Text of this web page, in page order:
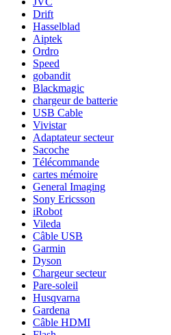
Drift
Hasselblad
Aiptek
Ordro
Speed
gobandit
Blackmagic
chargeur de batterie
USB Cable
Vivistar
Adaptateur secteur
Sacoche
Télécommande
cartes mémoire
General Imaging
Sony Ericsson
iRobot
Vileda
Câble USB
Garmin
Dyson
Chargeur secteur
Pare-soleil
Husqvarna
Gardena
Câble HDMI